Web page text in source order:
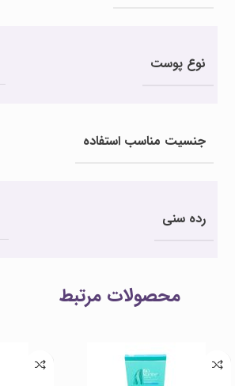
نوع پوست
جنسیت مناسب استفاده
رده سنی
محصولات مرتبط